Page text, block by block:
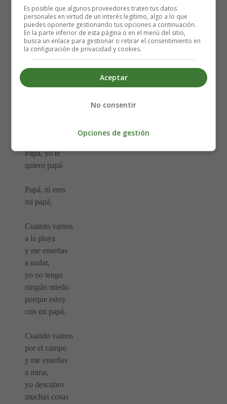
lado estás,
pues me subes a
tus hombros
y todo
puedo mirar.
Papá, yo te
quiero papá
Papá, tú eres
mi papá,
Cuando vamos
a la playa
y me enseñas
a nadar,
yo no tengo
ningún miedo
porque estoy
con mi papá.
Cuando vamos
por el campo
y me enseñas
a mirar,
yo descubro
muchas cosas
Es posible que algunos proveedores traten tus datos
personales en virtud de un interés legítimo, algo a lo que
puedes oponerte gestionando tus opciones a continuación.
En la parte inferior de esta página o en el menú del sitio,
busca un enlace para gestionar o retirar el consentimiento en
la configuración de privacidad y cookies.
Aceptar
No consentir
Opciones de gestión